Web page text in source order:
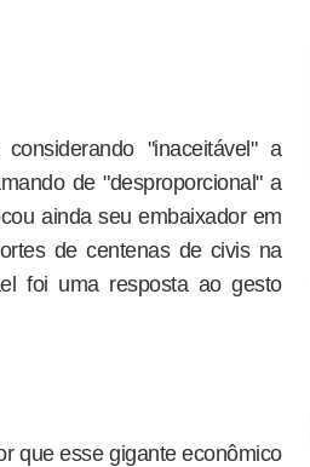
"inaceitável" a
de "desproporcional" a
ainda seu embaixador em
de centenas de civis na
foi uma resposta ao gesto
que esse gigante econômico